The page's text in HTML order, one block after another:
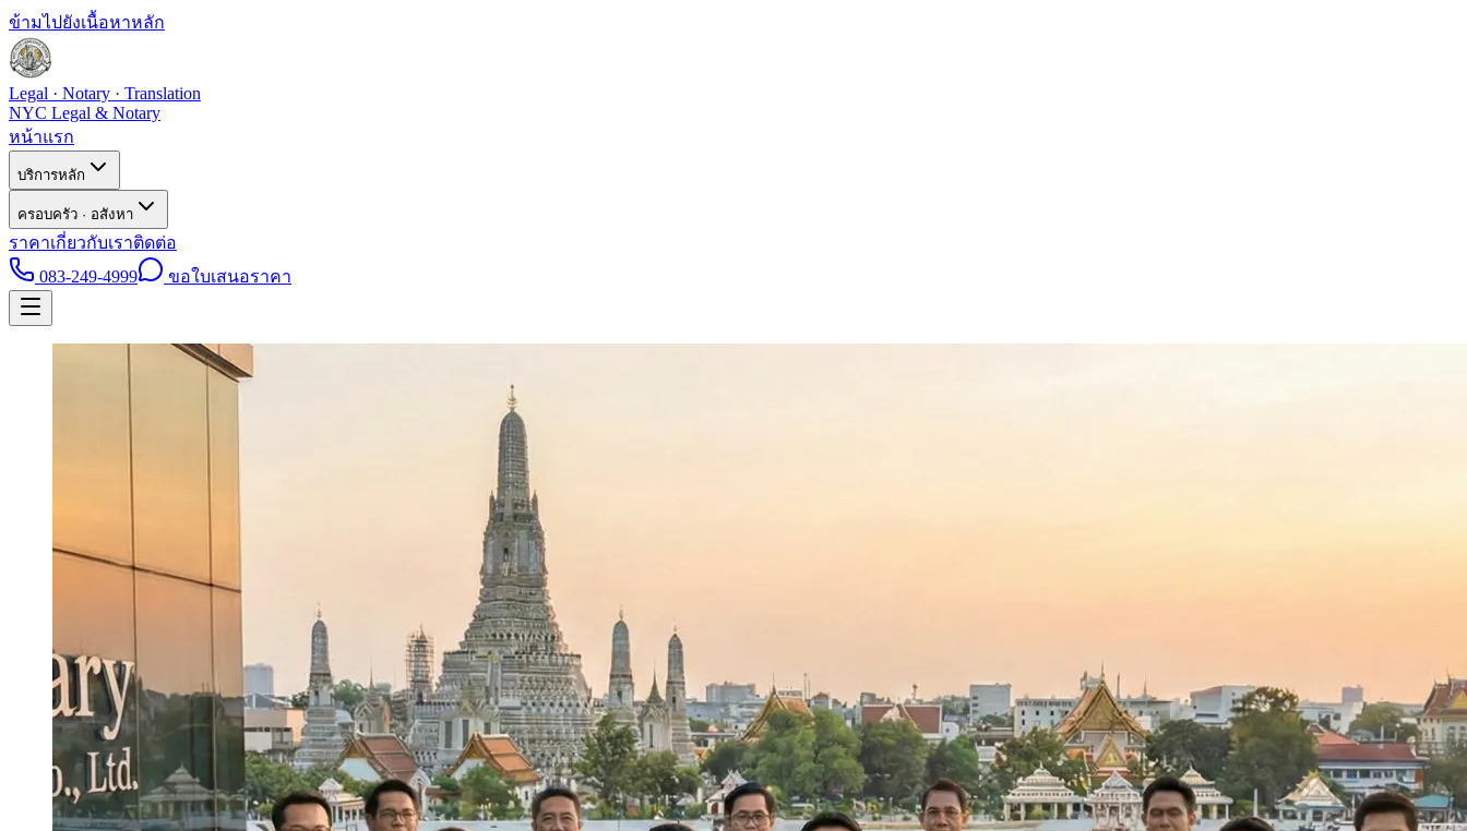
ข้ามไปยังเนื้อหาหลัก
Legal · Notary · Translation
NYC Legal & Notary
หน้าแรก
บริการหลัก
ครอบครัว · อสังหา
ราคาเกี่ยวกับเราติดต่อ
083-249-4999
ขอใบเสนอราคา